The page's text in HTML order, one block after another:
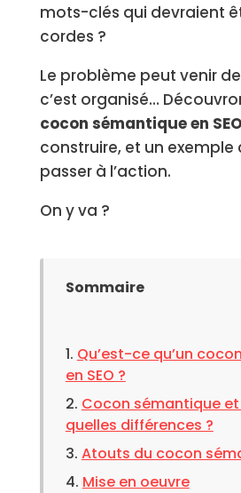
mots-clés qui devraient
cordes ?
Le problème peut venir
c’est organisé…
cocon sémantique en SEO
construire, et un
passer à l’action.
On y va ?
Sommaire
Qu’est-ce qu’un
en SEO ?
Cocon sémantique
quelles différences ?
Atouts du cocon
Mise en oeuvre